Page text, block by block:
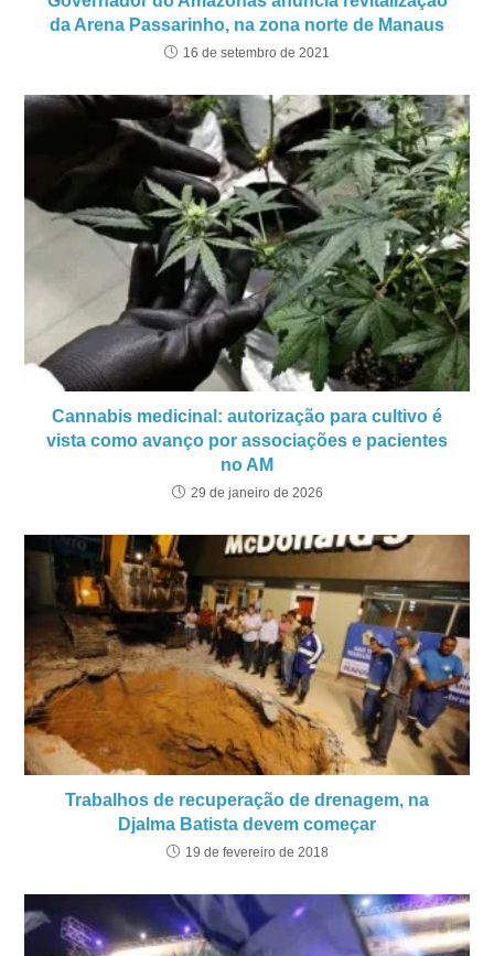
da Arena Passarinho, na zona norte de Manaus
16 de setembro de 2021
Cannabis medicinal: autorização para cultivo é
vista como avanço por associações e pacientes
no AM
29 de janeiro de 2026
Trabalhos de recuperação de drenagem, na
Djalma Batista devem começar
19 de fevereiro de 2018